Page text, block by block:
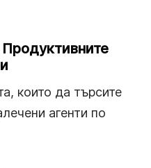
които да търсите
агенти по